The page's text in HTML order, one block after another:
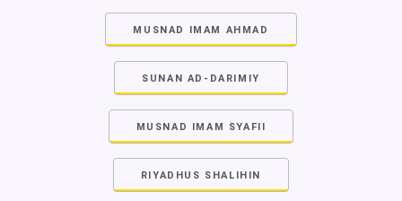
MUSNAD IMAM AHMAD
SUNAN AD-DARIMIY
MUSNAD IMAM SYAFII
RIYADHUS SHALIHIN